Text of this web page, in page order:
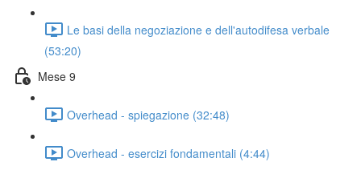
Le basi della negoziazione e dell'autodifesa verbale
(53:20)
Mese 9
Overhead - spiegazione (32:48)
Overhead - esercizi fondamentali (4:44)